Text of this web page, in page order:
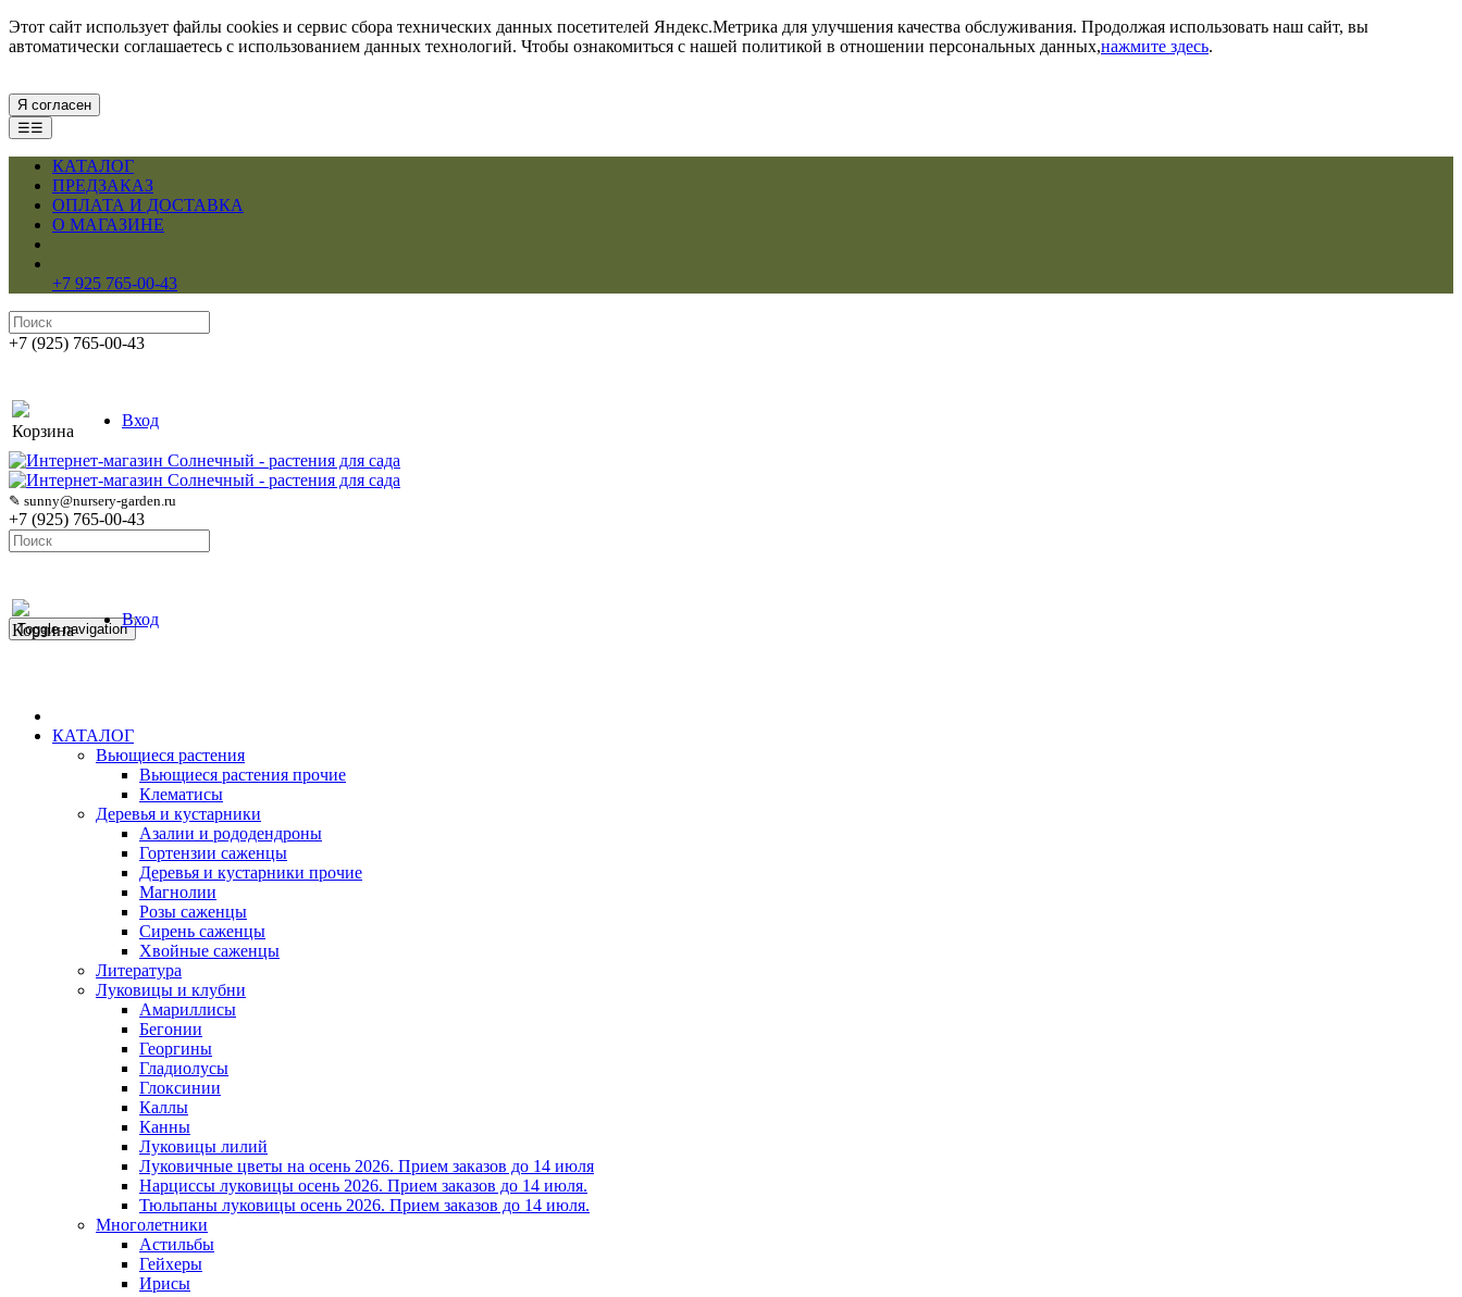
Этот сайт использует файлы cookies и сервис сбора технических данных посетителей Яндекс.Метрика для улучшения качества обслуживания. Продолжая использовать наш сайт, вы
автоматически соглашаетесь с использованием данных технологий. Чтобы ознакомиться с нашей политикой в отношении персональных данных,нажмите здесь.
Я согласен
☰☰
КАТАЛОГ
ПРЕДЗАКАЗ
ОПЛАТА И ДОСТАВКА
О МАГАЗИНЕ
+7 925 765-00-43
+7 (925) 765-00-43
Корзина
Вход
✎ sunny@nursery-garden.ru
+7 (925) 765-00-43
Корзина
Вход
Toggle navigation
КАТАЛОГ
Вьющиеся растения
Вьющиеся растения прочие
Клематисы
Деревья и кустарники
Азалии и рододендроны
Гортензии саженцы
Деревья и кустарники прочие
Магнолии
Розы саженцы
Сирень саженцы
Хвойные саженцы
Литература
Луковицы и клубни
Амариллисы
Бегонии
Георгины
Гладиолусы
Глоксинии
Каллы
Канны
Луковицы лилий
Луковичные цветы на осень 2026. Прием заказов до 14 июля
Нарциссы луковицы осень 2026. Прием заказов до 14 июля.
Тюльпаны луковицы осень 2026. Прием заказов до 14 июля.
Многолетники
Астильбы
Гейхеры
Ирисы